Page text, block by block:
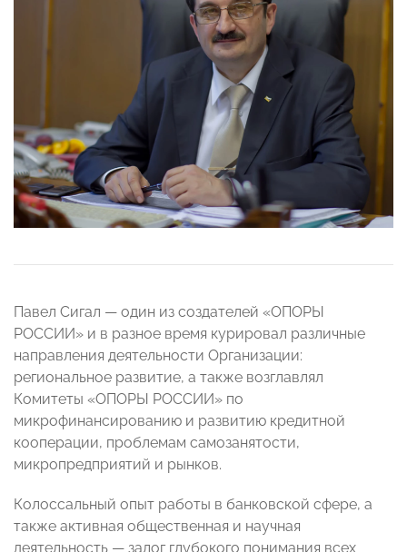
Павел Сигал — один из создателей «ОПОРЫ
РОССИИ» и в разное время курировал различные
направления деятельности Организации:
региональное развитие, а также возглавлял
Комитеты «ОПОРЫ РОССИИ» по
микрофинансированию и развитию кредитной
кооперации, проблемам самозанятости,
микропредприятий и рынков.
Колоссальный опыт работы в банковской сфере, а
также активная общественная и научная
деятельность — залог глубокого понимания всех